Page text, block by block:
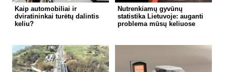
Kaip automobiliai ir
dviratininkai turėtų dalintis
keliu?
Nutrenkiamų gyvūnų
statistika Lietuvoje: auganti
problema mūsų keliuose